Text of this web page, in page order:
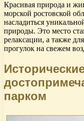
Красивая природа и
морской ростовской
насладиться
природы. Это место
релаксации, а также
прогулок на свежем
парком